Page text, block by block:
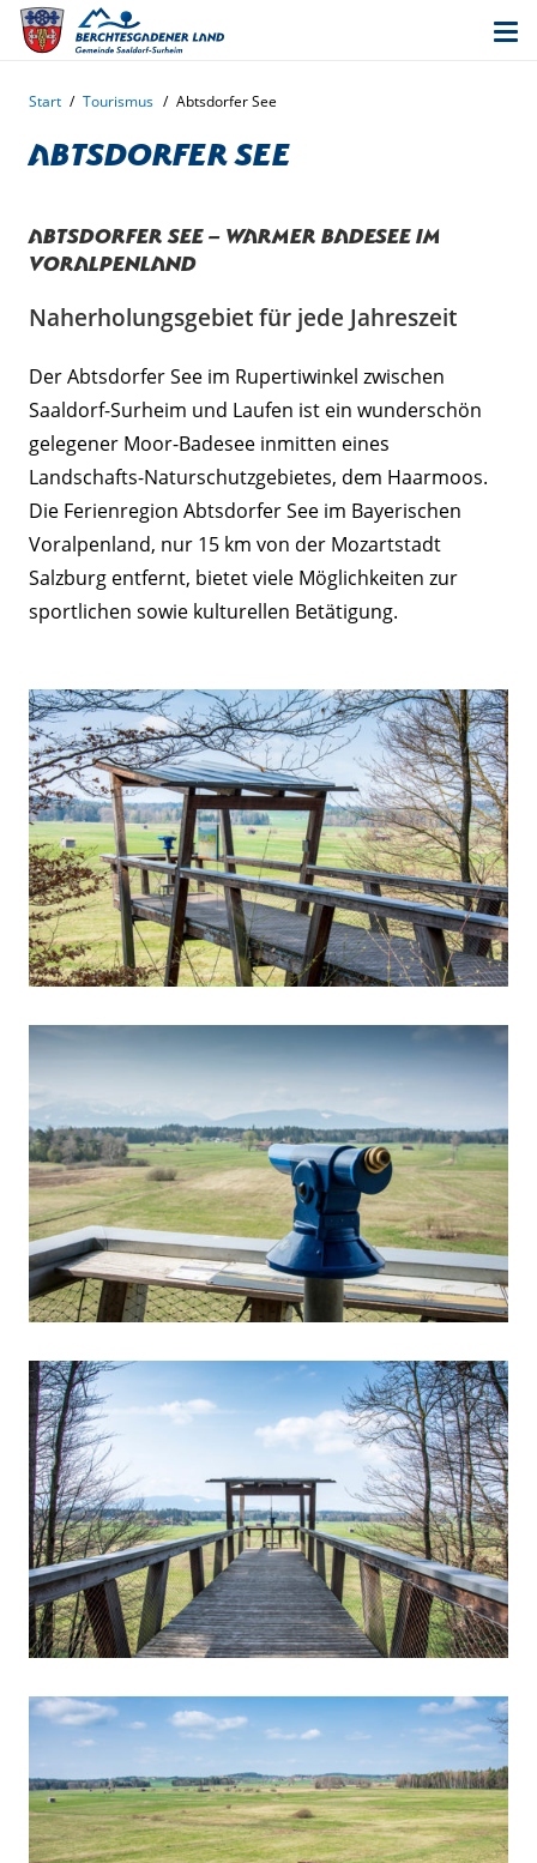
Start / Tourismus / Abtsdorfer See
Abtsdorfer See
Abtsdorfer See – Warmer Badesee im
Voralpenland
Naherholungsgebiet für jede Jahreszeit
Der Abtsdorfer See im Rupertiwinkel zwischen
Saaldorf-Surheim und Laufen ist ein wunderschön
gelegener Moor-Badesee inmitten eines
Landschafts-Naturschutzgebietes, dem Haarmoos.
Die Ferienregion Abtsdorfer See im Bayerischen
Voralpenland, nur 15 km von der Mozartstadt
Salzburg entfernt, bietet viele Möglichkeiten zur
sportlichen sowie kulturellen Betätigung.